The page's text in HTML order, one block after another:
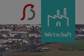
Wirtschaft